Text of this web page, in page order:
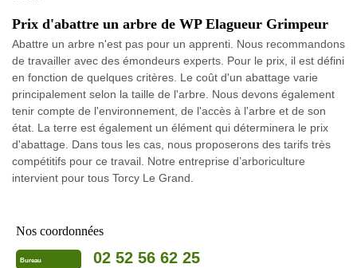
Prix d'abattre un arbre de WP Elagueur Grimpeur
Abattre un arbre n'est pas pour un apprenti. Nous recommandons
de travailler avec des émondeurs experts. Pour le prix, il est défini
en fonction de quelques critères. Le coût d'un abattage varie
principalement selon la taille de l'arbre. Nous devons également
tenir compte de l'environnement, de l'accès à l'arbre et de son
état. La terre est également un élément qui déterminera le prix
d'abattage. Dans tous les cas, nous proposerons des tarifs très
compétitifs pour ce travail. Notre entreprise d’arboriculture
intervient pour tous Torcy Le Grand.
Nos coordonnées
Bureau 02 52 56 62 25